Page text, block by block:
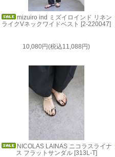
mizuiro ind ミズイロインド リネン
ライクVネックワイドベスト [2-220047]
10,080円(税込11,088円)
NICOLAS LAINAS ニコラスライナ
ス フラットサンダル [313L-T]